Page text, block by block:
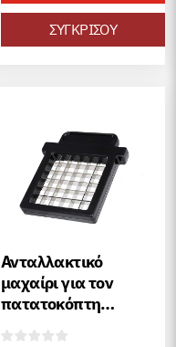
ΣΥΓΚΡΙΣΟΥ
Ανταλλακτικό
μαχαίρι για τον
πατατοκόπτη
Izibizi